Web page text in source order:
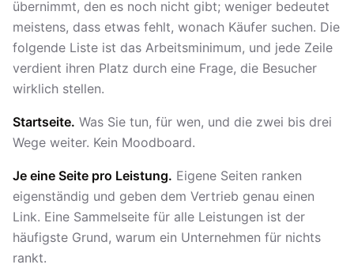
übernimmt, den es noch nicht gibt; weniger bedeutet
meistens, dass etwas fehlt, wonach Käufer suchen. Die
folgende Liste ist das Arbeitsminimum, und jede Zeile
verdient ihren Platz durch eine Frage, die Besucher
wirklich stellen.
Startseite. Was Sie tun, für wen, und die zwei bis drei
Wege weiter. Kein Moodboard.
Je eine Seite pro Leistung. Eigene Seiten ranken
eigenständig und geben dem Vertrieb genau einen
Link. Eine Sammelseite für alle Leistungen ist der
häufigste Grund, warum ein Unternehmen für nichts
rankt.